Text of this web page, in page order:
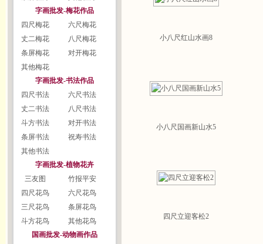
字画批发-梅花作品
四尺梅花
六尺梅花
丈二梅花
八尺梅花
条屏梅花
对开梅花
其他梅花
字画批发-书法作品
四尺书法
六尺书法
丈二书法
八尺书法
斗方书法
对开书法
条屏书法
祝寿书法
其他书法
字画批发-植物花卉
三友图
竹报平安
四尺花鸟
六尺花鸟
三尺花鸟
条屏花鸟
斗方花鸟
其他花鸟
国画批发-动物画作品
小八尺红山水画8
小八尺国画新山水5
四尺立迎客松2